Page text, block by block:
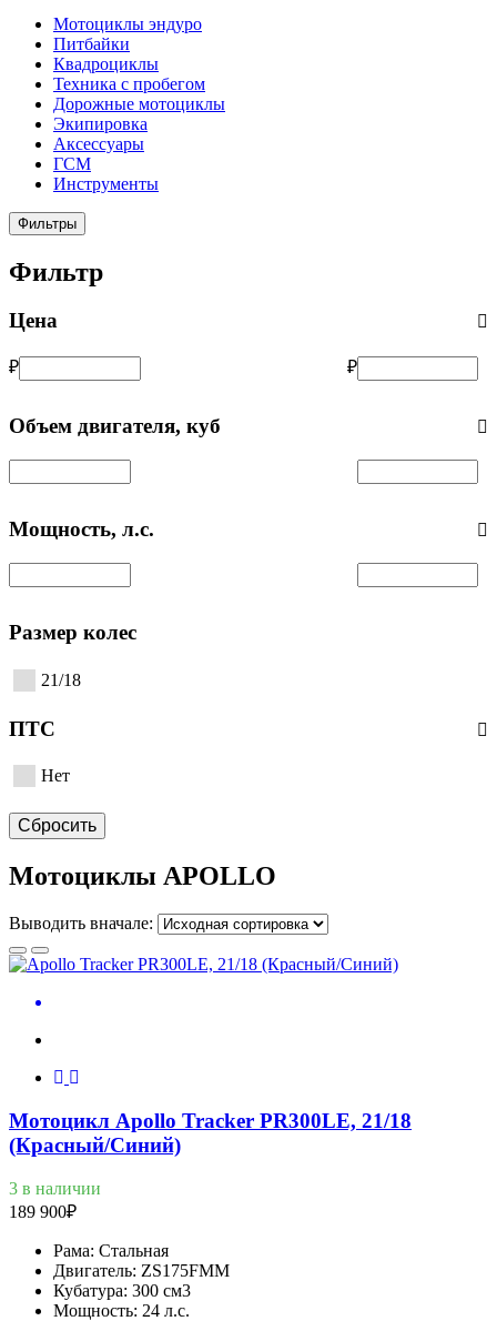
Мотоциклы эндуро
Питбайки
Квадроциклы
Техника с пробегом
Дорожные мотоциклы
Экипировка
Аксессуары
ГСМ
Инструменты
Фильтры
Фильтр
Цена
₽ ₽
Объем двигателя, куб
Мощность, л.с.
Размер колес
21/18
ПТС
Нет
Сбросить
Мотоциклы APOLLO
Выводить вначале:
Мотоцикл Apollo Tracker PR300LE, 21/18
(Красный/Cиний)
3 в наличии
189 900₽
Рама: Стальная
Двигатель: ZS175FMM
Кубатура: 300 см3
Мощность: 24 л.с.